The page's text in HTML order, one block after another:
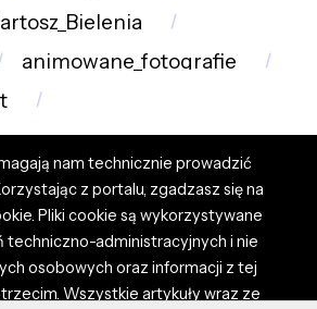
animowane_fotografie
nam technicznie prowadzić
z portalu, zgadzasz się na
Pliki cookie są wykorzystywane
techniczno-administracyjnych i nie
osobowych oraz informacji z tej
Wszystkie artykuły wraz ze